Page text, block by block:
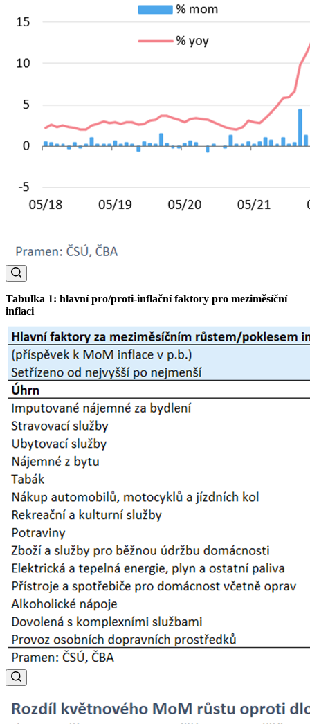
Tabulka 1: hlavní pro/proti-inflační faktory pro meziměsíční
inflaci